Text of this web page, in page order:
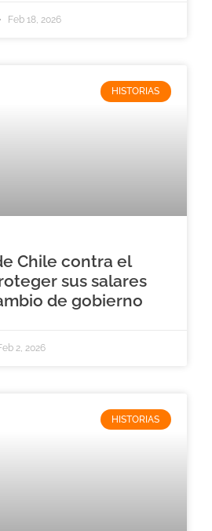
Feb 18, 2026
HISTORIAS
Chile contra el
sus salares
de gobierno
2, 2026
HISTORIAS